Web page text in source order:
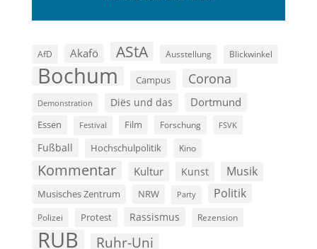
AfD Akafö AStA Ausstellung Blickwinkel
Bochum Campus Corona
Demonstration Diës und das Dortmund
Essen Festival Film Forschung FSVK
Fußball Hochschulpolitik Kino
Kommentar Kultur Kunst Musik
Musisches Zentrum NRW Party Politik
Polizei Protest Rassismus Rezension
RUB Ruhr-Uni